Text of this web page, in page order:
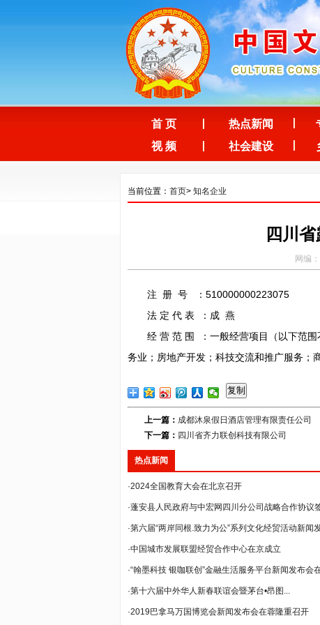
首 页 热点新闻
视 频
社会建设
当前位置： 首页> 知名企业
四川
网编
注 册 号 ：510000000223075
法 定 代 表 ：成 燕
经 营 范 围 ：一般经营项目（以下范围
务业；房地产开发；科技交流和推广服务；
复制
上一篇： 成都沐泉假日酒店管理有限责任公司
下一篇： 四川省齐力联创科技有限公司
热点新闻
·2024全国教育大会在北京召开
·蓬安县人民政府与中宏网四川分公司战略合作协议
·第六届“两岸同根.致力为公”系列文化经贸活动新闻
·中国城市发展联盟经贸合作中心在京成立
·“翰墨科技 银咖联创”金融生活服务平台新闻发布会
·第十六届中外华人新春联谊会暨茅台•昂图...
·2019巴拿马万国博览会新闻发布会在蓉隆重召开